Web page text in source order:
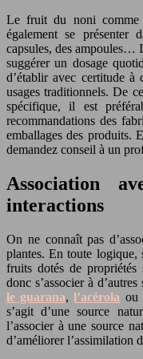
Le fruit du noni comme
également se présenter
capsules, des ampoules…
suggérer un dosage
d’établir avec certitude à
usages traditionnels. De
spécifique, il est
recommandations des
emballages des produits.
demandez conseil à un
Association
interactions
On ne connaît pas
plantes. En toute logique,
fruits dotés de
donc s’associer à
le guarana,l’acérola
s’agit d’une source
l’associer à une source
d’améliorer l’assimilation